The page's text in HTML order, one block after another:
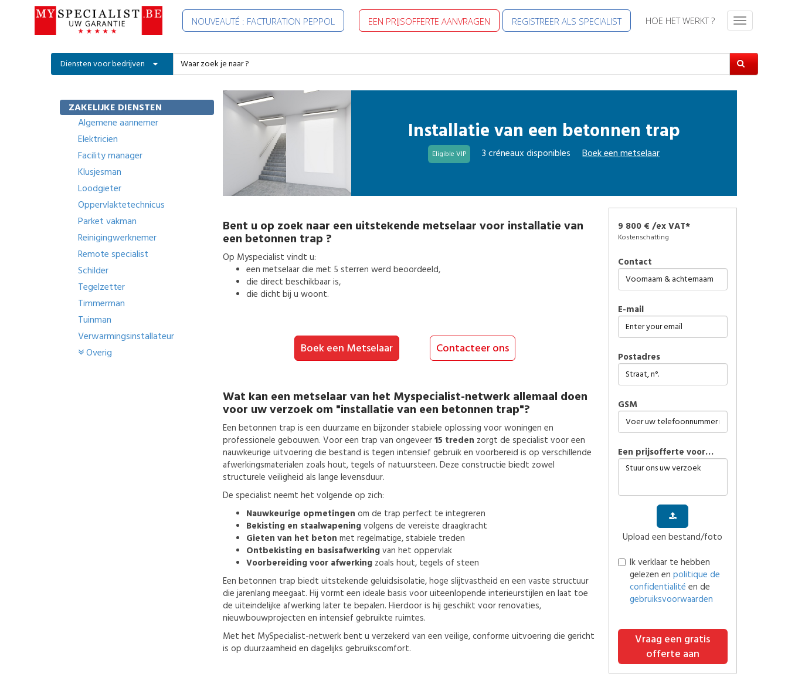
NOUVEAUTÉ : FACTURATION PEPPOL EEN PRIJSOFFERTE AANVRAGEN REGISTREER ALS SPECIALIST HOE HET WERKT ?
T
g
l
Diensten voor bedrijven
ZAKELIJKE DIENSTEN
Algemene aannemer
Elektricien
Facility manager
Klusjesman
Loodgieter
Oppervlaktetechnicus
Parket vakman
Reinigingwerknemer
Remote specialist
Schilder
Tegelzetter
Timmerman
Tuinman
Verwarmingsinstallateur
Overig
Installatie van een betonnen trap
Eligible VIP 3 créneaux disponibles Boek eenmetselaar
Bent u op zoek naar een uitstekende metselaar voor installatie van
een betonnen trap ?
Op Myspecialist vindt u:
een metselaardie met 5 sterren werd beoordeeld,
die direct beschikbaar is,
die dicht bij u woont.
Boek een Metselaar Contacteer ons
Wat kan een metselaar van het Myspecialist-netwerk allemaal doen
voor uw verzoek om "installatie van een betonnen trap"?
Een betonnen trap is een duurzame en bijzonder stabiele oplossing voor woningen en
professionele gebouwen. Voor een trap van ongeveer15 treden zorgt de specialist voor een
nauwkeurige uitvoering die bestand is tegen intensief gebruik en voorbereid is op verschillende
afwerkingsmaterialen zoals hout, tegels of natuursteen. Deze constructie biedt zowel
structurele veiligheid als lange levensduur.
De specialist neemt het volgende op zich:
Nauwkeurige opmetingen om de trap perfect te integreren
Bekisting en staalwapeningvolgens de vereiste draagkracht
Gieten van het beton met regelmatige, stabiele treden
Ontbekisting en basisafwerkingvan het oppervlak
Voorbereiding voor afwerkingzoals hout, tegels of steen
Een betonnen trap biedt uitstekende geluidsisolatie, hoge slijtvastheid en een vaste structuur
die jarenlang meegaat. Hij vormt een ideale basis voor uiteenlopende interieurstijlen en laat toe
de uiteindelijke afwerking later te bepalen. Hierdoor is hij geschikt voor renovaties,
nieuwbouwprojecten en intensief gebruikte ruimtes.
Met het MySpecialist-netwerk bent u verzekerd van een veilige, conforme uitvoering die gericht
is op duurzaamheid en dagelijks gebruikscomfort.
9 800 € /ex VAT*
Kostenschatting
Contact
E-mail
Postadres
GSM
Een prijsofferte voor…
Upload een bestand/foto
Ik verklaar te hebben
gelezen en politique de
confidentialité en de
gebruiksvoorwaarden
Vraag een gratis
offerte aan